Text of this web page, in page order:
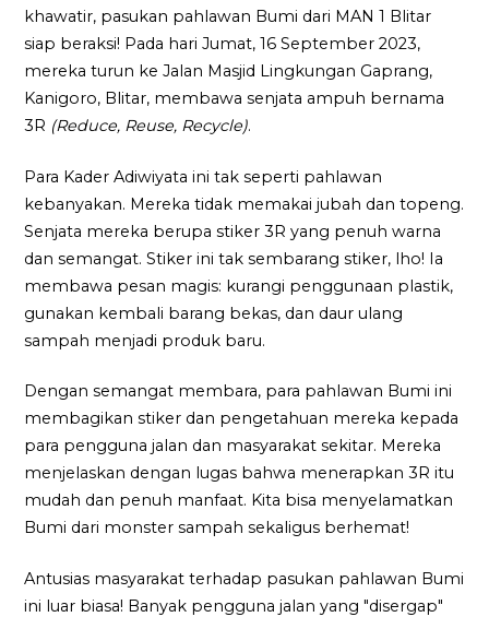
khawatir, pasukan pahlawan Bumi dari MAN 1 Blitar
siap beraksi! Pada hari Jumat, 16 September 2023,
mereka turun ke Jalan Masjid Lingkungan Gaprang,
Kanigoro, Blitar, membawa senjata ampuh bernama
3R (Reduce, Reuse, Recycle).
Para Kader Adiwiyata ini tak seperti pahlawan
kebanyakan. Mereka tidak memakai jubah dan topeng.
Senjata mereka berupa stiker 3R yang penuh warna
dan semangat. Stiker ini tak sembarang stiker, lho! Ia
membawa pesan magis: kurangi penggunaan plastik,
gunakan kembali barang bekas, dan daur ulang
sampah menjadi produk baru.
Dengan semangat membara, para pahlawan Bumi ini
membagikan stiker dan pengetahuan mereka kepada
para pengguna jalan dan masyarakat sekitar. Mereka
menjelaskan dengan lugas bahwa menerapkan 3R itu
mudah dan penuh manfaat. Kita bisa menyelamatkan
Bumi dari monster sampah sekaligus berhemat!
Antusias masyarakat terhadap pasukan pahlawan Bumi
ini luar biasa! Banyak pengguna jalan yang "disergap"